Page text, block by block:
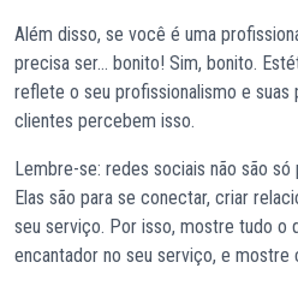
Além disso, se você é uma
precisa ser… bonito! Sim, bonito.
reflete o seu profissionalismo e suas
clientes percebem isso.
Lembre-se: redes sociais não são
Elas são para se conectar, criar
seu serviço. Por isso, mostre tudo o
encantador no seu serviço, e mostre